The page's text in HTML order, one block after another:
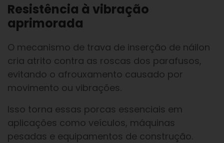
Resistência à vibração
aprimorada
O mecanismo de trava de inserção de náilon
cria atrito contra as roscas dos parafusos,
evitando o afrouxamento causado por
movimento ou vibrações.
Isso torna essas porcas essenciais em
aplicações como veículos, máquinas
pesadas e equipamentos de construção.